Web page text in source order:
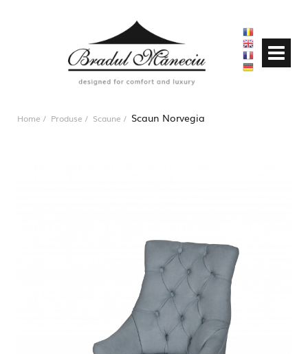
Home Produse Scaune Scaun Norvegia